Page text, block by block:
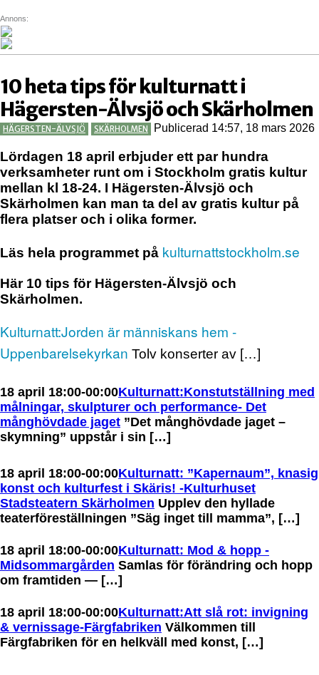
BANDHAGEN
ENSKEDE GÅRD
GAMLA ENSKEDE
HAGSÄTRA
HÖGDALEN
JOHANNESHOV
RÅGSVED
STUREBY
ÅRSTA
ÖSTBERGA
FAGERSJÖ
FARSTANÄSET
GUBBÄNGEN
HÖKARÄNGEN
SKÖNDAL
SVEDMYRA (DEL AV)
TALLKROGEN
Annons:
10 heta tips för kulturnatt i
Hägersten-Älvsjö och Skärholmen
HÄGERSTEN-ÄLVSJÖ SKÄRHOLMEN Publicerad 14:57, 18 mars 2026
Lördagen 18 april erbjuder ett par hundra
verksamheter runt om i Stockholm gratis kultur
mellan kl 18-24. I Hägersten-Älvsjö och
Skärholmen kan man ta del av gratis kultur på
flera platser och i olika former.
Läs hela programmet på kulturnattstockholm.se
Här 10 tips för Hägersten-Älvsjö och
Skärholmen.
Kulturnatt:Jorden är människans hem -
Uppenbarelsekyrkan Tolv konserter av […]
18 april 18:00-00:00Kulturnatt:Konstutställning med
målningar, skulpturer och performance- Det
månghövdade jaget ”Det månghövdade jaget –
skymning” uppstår i sin […]
18 april 18:00-00:00Kulturnatt: ”Kapernaum”, knasig
konst och kulturfest i Skäris! -Kulturhuset
Stadsteatern Skärholmen Upplev den hyllade
teaterföreställningen ”Säg inget till mamma”, […]
18 april 18:00-00:00Kulturnatt: Mod & hopp -
Midsommargården Samlas för förändring och hopp
om framtiden — […]
18 april 18:00-00:00Kulturnatt:Att slå rot: invigning
& vernissage-Färgfabriken Välkommen till
Färgfabriken för en helkväll med konst, […]